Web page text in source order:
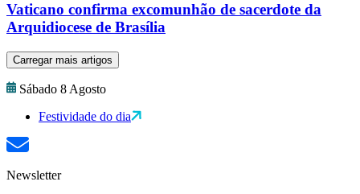
Vaticano confirma excomunhão de sacerdote da
Arquidiocese de Brasília
Carregar mais artigos
Sábado 8 Agosto
Festividade do dia
Newsletter